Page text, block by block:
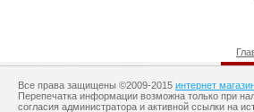
Все права защищены ©2009-2015 интернет
Перепечатка информации возможна только при
согласия администратора и активной ссылки на